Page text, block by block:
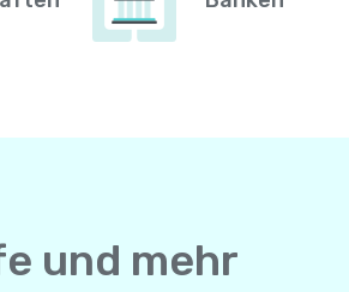
und mehr